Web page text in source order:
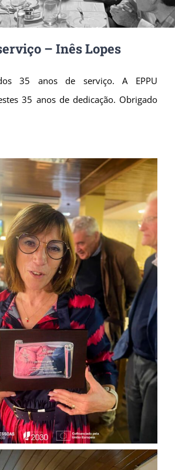
– Inês Lopes
35 anos de serviço.
A EPPU
35 anos de dedicação. Obrigado